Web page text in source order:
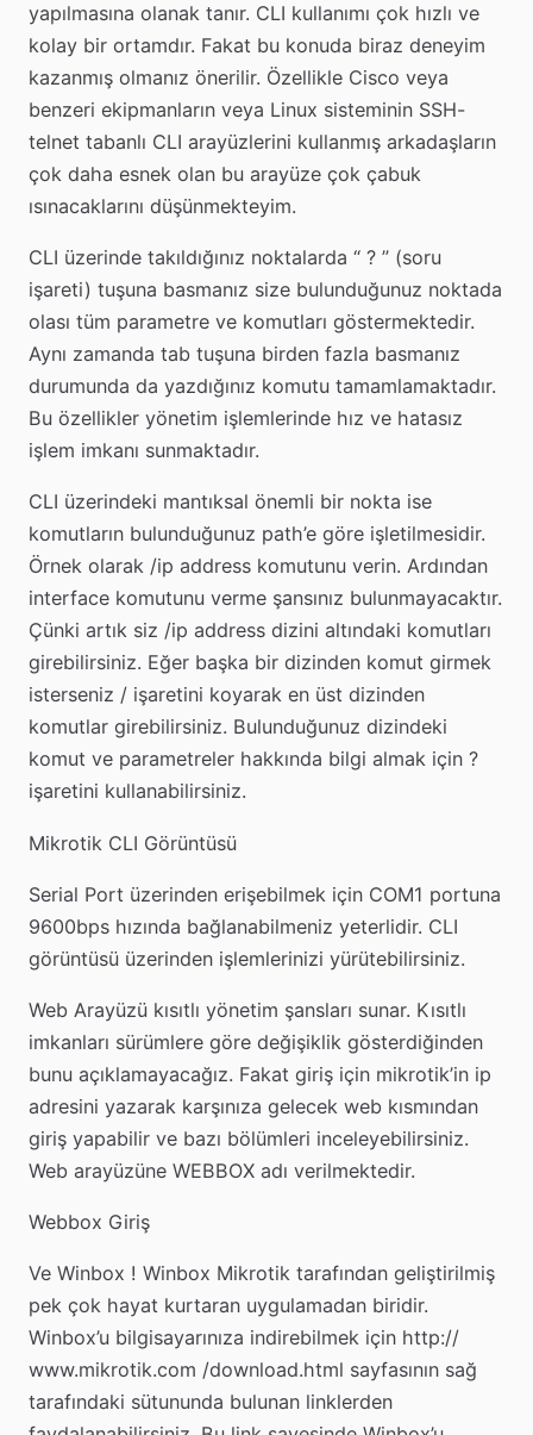
yapılmasına olanak tanır. CLI kullanımı çok hızlı ve
kolay bir ortamdır. Fakat bu konuda biraz deneyim
kazanmış olmanız önerilir. Özellikle Cisco veya
benzeri ekipmanların veya Linux sisteminin SSH-
telnet tabanlı CLI arayüzlerini kullanmış arkadaşların
çok daha esnek olan bu arayüze çok çabuk
ısınacaklarını düşünmekteyim.
CLI üzerinde takıldığınız noktalarda “ ? ” (soru
işareti) tuşuna basmanız size bulunduğunuz noktada
olası tüm parametre ve komutları göstermektedir.
Aynı zamanda tab tuşuna birden fazla basmanız
durumunda da yazdığınız komutu tamamlamaktadır.
Bu özellikler yönetim işlemlerinde hız ve hatasız
işlem imkanı sunmaktadır.
CLI üzerindeki mantıksal önemli bir nokta ise
komutların bulunduğunuz path’e göre işletilmesidir.
Örnek olarak /ip address komutunu verin. Ardından
interface komutunu verme şansınız bulunmayacaktır.
Çünki artık siz /ip address dizini altındaki komutları
girebilirsiniz. Eğer başka bir dizinden komut girmek
isterseniz / işaretini koyarak en üst dizinden
komutlar girebilirsiniz. Bulunduğunuz dizindeki
komut ve parametreler hakkında bilgi almak için ?
işaretini kullanabilirsiniz.
Mikrotik CLI Görüntüsü
Serial Port üzerinden erişebilmek için COM1 portuna
9600bps hızında bağlanabilmeniz yeterlidir. CLI
görüntüsü üzerinden işlemlerinizi yürütebilirsiniz.
Web Arayüzü kısıtlı yönetim şansları sunar. Kısıtlı
imkanları sürümlere göre değişiklik gösterdiğinden
bunu açıklamayacağız. Fakat giriş için mikrotik’in ip
adresini yazarak karşınıza gelecek web kısmından
giriş yapabilir ve bazı bölümleri inceleyebilirsiniz.
Web arayüzüne WEBBOX adı verilmektedir.
Webbox Giriş
Ve Winbox ! Winbox Mikrotik tarafından geliştirilmiş
pek çok hayat kurtaran uygulamadan biridir.
Winbox’u bilgisayarınıza indirebilmek için http://
www.mikrotik.com /download.html sayfasının sağ
tarafındaki sütununda bulunan linklerden